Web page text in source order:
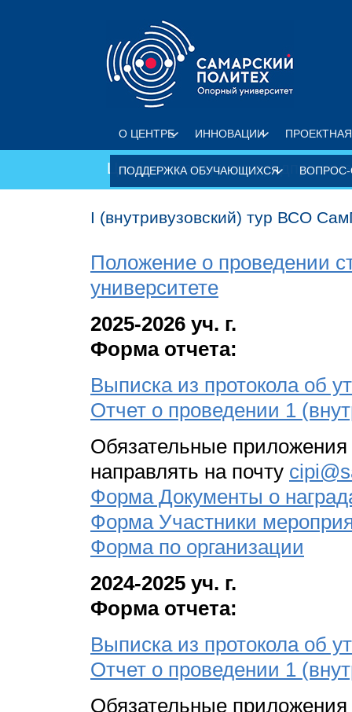
О ЦЕНТРЕ ИННОВАЦИИ
ПОДДЕРЖКА ОБУЧАЮЩИХСЯ
Центр инженерного
I (внутривузовский) тур ВСО
Положение о проведении
университете
2025-2026 уч. г.
Форма отчета:
Выписка из протокола об
Отчет о проведении 1
Обязательные приложения
направлять на почту
Форма Документы о
Форма Участники
Форма по организации
2024-2025 уч. г.
Форма отчета:
Выписка из протокола об
Отчет о проведении 1
Обязательные приложения